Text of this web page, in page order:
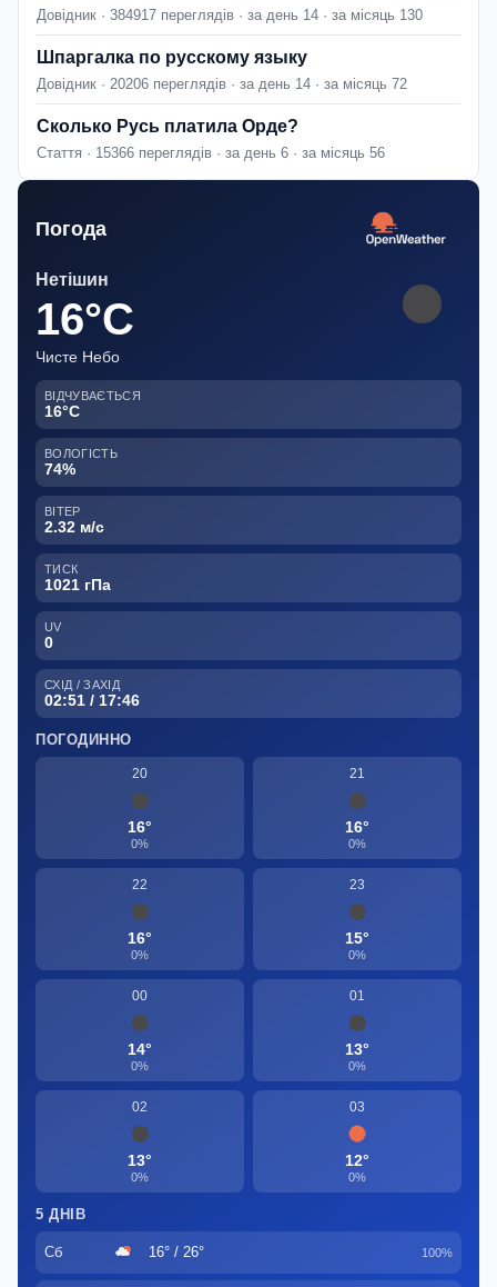
Довідник · 384917 переглядів · за день 14 · за місяць 130
Шпаргалка по русскому языку
Довідник · 20206 переглядів · за день 14 · за місяць 72
Сколько Русь платила Орде?
Стаття · 15366 переглядів · за день 6 · за місяць 56
Погода
Нетішин
16°C
Чисте Небо
ВІДЧУВАЄТЬСЯ
16°C
ВОЛОГІСТЬ
74%
ВІТЕР
2.32 м/с
ТИСК
1021 гПа
UV
0
СХІД / ЗАХІД
02:51 / 17:46
ПОГОДИННО
20
16°
0%
21
16°
0%
22
16°
0%
23
15°
0%
00
14°
0%
01
13°
0%
02
13°
0%
03
12°
0%
5 ДНІВ
Сб 16° / 26° 100%